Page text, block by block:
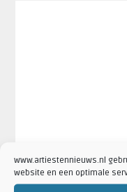
www.artiestennieuws.nl
website en een optimale